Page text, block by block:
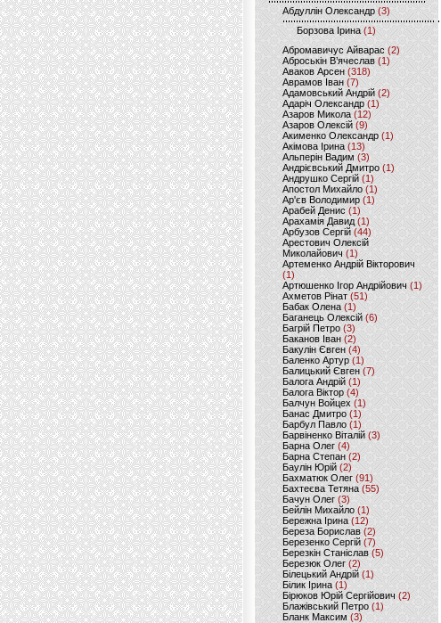
Абдуллін Олександр (3)
Борзова Ірина(1)
Абромавичус Айварас (2)
Аброськін В’ячеслав(1)
Аваков Арсен (318)
Аврамов Іван (7)
Адамовський Андрій(2)
Адаріч Олександр (1)
Азаров Микола (12)
Азаров Олексій (9)
Акименко Олександр(1)
Акімова Ірина(13)
Альперін Вадим (3)
Андрієвський Дмитро(1)
Андрушко Сергій(1)
Апостол Михайло(1)
Ар'єв Володимир (1)
Арабей Денис(1)
Арахамія Давид (1)
Арбузов Сергій (44)
Арестович Олексій
Миколайович(1)
Артеменко Андрій Вікторович
(1)
Артюшенко Ігор Андрійович(1)
Ахметов Рінат(51)
Бабак Олена(1)
Баганець Олексій(6)
Багрій Петро (3)
Баканов Іван(2)
Бакулін Євген (4)
Баленко Артур(1)
Балицький Євген(7)
Балога Андрій (1)
Балога Віктор (4)
Балчун Войцех (1)
Банас Дмитро (1)
Барбул Павло(1)
Барвіненко Віталій(3)
Барна Олег (4)
Барна Степан (2)
Баулін Юрій (2)
Бахматюк Олег (91)
Бахтеєва Тетяна(55)
Бачун Олег (3)
Бейлін Михайло (1)
Бережна Ірина(12)
Береза Борислав(2)
Березенко Сергій (7)
Березкін Станіслав (5)
Березюк Олег(2)
Білецький Андрій (1)
Білик Ірина (1)
Бірюков Юрій Сергійович (2)
Блажівський Петро (1)
Бланк Максим(3)